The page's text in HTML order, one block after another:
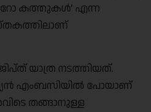
കത്തുകൾ’ എന്ന
യാത്ര നടത്തിയത്.
എംബസിയിൽ പോയാണ്
തങ്ങാനുള്ള